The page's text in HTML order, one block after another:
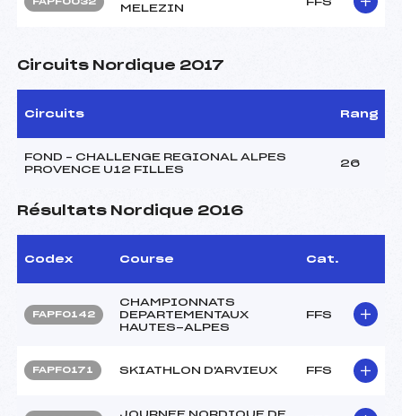
MELEZIN
Circuits Nordique 2017
Circuits Rang
FOND – CHALLENGE REGIONAL ALPES
PROVENCE U12 FILLES
26
Résultats Nordique 2016
Codex Course Cat.
FAPF0142
CHAMPIONNATS
DEPARTEMENTAUX
HAUTES-ALPES
FFS
FAPF0171 SKIATHLON D'ARVIEUX FFS
JOURNEE NORDIQUE DE